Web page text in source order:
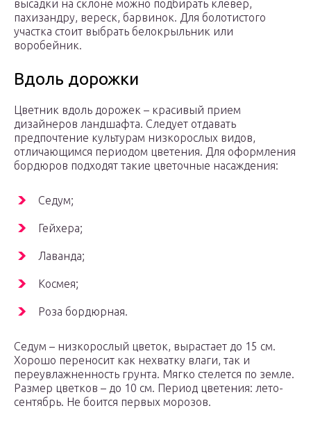
высадки на склоне можно подбирать клевер,
пахизандру, вереск, барвинок. Для болотистого
участка стоит выбрать белокрыльник или
воробейник.
Вдоль дорожки
Цветник вдоль дорожек – красивый прием
дизайнеров ландшафта. Следует отдавать
предпочтение культурам низкорослых видов,
отличающимся периодом цветения. Для оформления
бордюров подходят такие цветочные насаждения:
Седум;
Гейхера;
Лаванда;
Космея;
Роза бордюрная.
Седум – низкорослый цветок, вырастает до 15 см.
Хорошо переносит как нехватку влаги, так и
переувлажненность грунта. Мягко стелется по земле.
Размер цветков – до 10 см. Период цветения: лето-
сентябрь. Не боится первых морозов.